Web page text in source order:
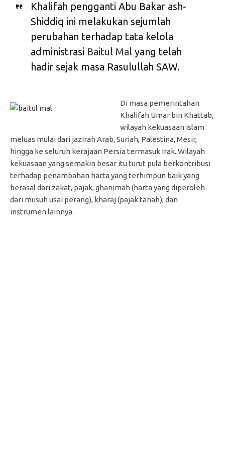
Khalifah pengganti Abu Bakar ash-
Shiddiq ini melakukan sejumlah
perubahan terhadap tata kelola
administrasi Baitul Malyang telah
hadir sejak masa Rasulullah SAW.
Di masa pemerintahan
Khalifah Umar bin Khattab,
wilayah kekuasaan Islam
meluas mulai dari jazirah Arab, Suriah, Palestina, Mesir,
hingga ke seluruh kerajaan Persia termasuk Irak. Wilayah
kekuasaan yang semakin besar itu turut pula berkontribusi
terhadap penambahan harta yang terhimpun baik yang
berasal dari zakat, pajak, ghanimah (harta yang diperoleh
dari musuh usai perang), kharaj (pajak tanah), dan
instrumen lainnya.